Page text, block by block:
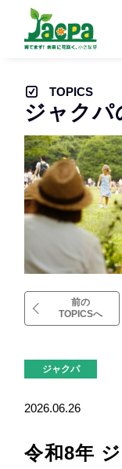
TOPICS
ジャクパ
前の
TOPICSへ
ジャクパ
2026.06.26
令和8年